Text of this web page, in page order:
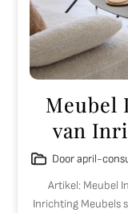
Meubel
van
Door april-
Artikel: Meubel
Inrichting Meubels